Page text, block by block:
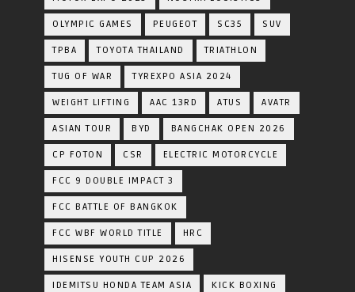
OLYMPIC GAMES PEUGEOT SC35 SUV
TPBA TOYOTA​ THAILAND​ TRIATHLON
TUG OF WAR TYREXPO ASIA 2024
WEIGHT LIFTING AAC 13RD ATUS AVATR
ASIAN TOUR BYD BANGCHAK OPEN 2026
CP FOTON CSR ELECTRIC MOTORCYCLE
FCC 9 DOUBLE IMPACT 3
FCC BATTLE OF BANGKOK
FCC WBF WORLD TITLE HRC
HISENSE YOUTH CUP 2026
IDEMITSU HONDA TEAM ASIA KICK BOXING